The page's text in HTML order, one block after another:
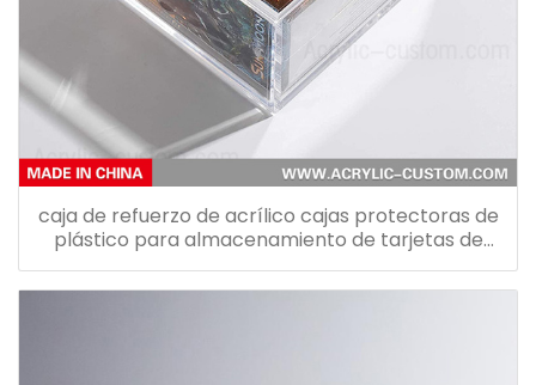
caja de refuerzo de acrílico cajas protectoras de
plástico para almacenamiento de tarjetas de
pokemon